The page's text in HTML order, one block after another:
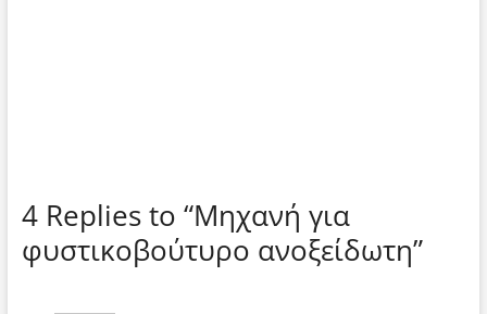
4 Replies to “Μηχανή για
φυστικοβούτυρο ανοξείδωτη”